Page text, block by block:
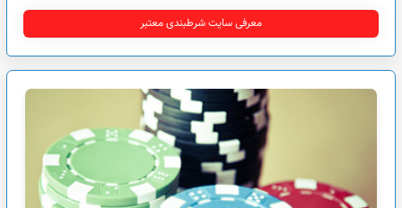
معرفی سایت شرطبندی معتبر